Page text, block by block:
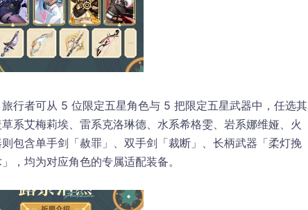
旅行者可从 5 位限定五星角色与 5 把限定五星武器中，任选其
系艾梅莉埃、雷系克洛琳德、水系希格雯、岩系娜维娅、火
包含单手剑「赦罪」、双手剑「裁断」、长柄武器「柔灯挽
，均为对应角色的专属适配装备。